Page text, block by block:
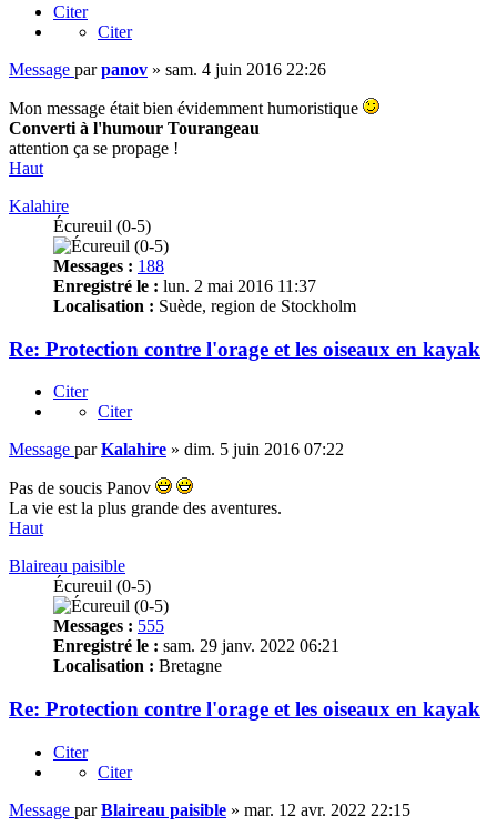
Citer
Citer
Message parpanov » sam. 4 juin 2016 22:26
Mon message était bien évidemment humoristique
Converti à l'humour Tourangeau
attention ça se propage !
Haut
Kalahire
Écureuil (0-5)
Messages : 188
Enregistré le : lun. 2 mai 2016 11:37
Localisation : Suède, region de Stockholm
Re: Protection contre l'orage et les oiseaux en kayak
Citer
Citer
Message parKalahire » dim. 5 juin 2016 07:22
Pas de soucis Panov
La vie est la plus grande des aventures.
Haut
Blaireau paisible
Écureuil (0-5)
Messages : 555
Enregistré le : sam. 29 janv. 2022 06:21
Localisation : Bretagne
Re: Protection contre l'orage et les oiseaux en kayak
Citer
Citer
Message parBlaireau paisible » mar. 12 avr. 2022 22:15